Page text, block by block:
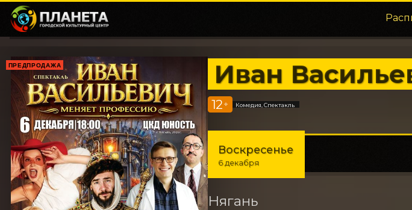
ПРЕДПРОДАЖА Иван
12 + Комедия, Спектакль
Воскресенье
6 декабря
Нягань